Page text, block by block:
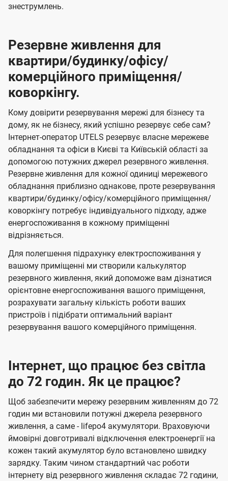
знеструмлень.
Резервне живлення для
квартири/будинку/офісу/
комерційного приміщення/
коворкінгу.
Кому довірити резервування мережі для бізнесу та
дому, як не бізнесу, який успішно резервує себе сам?
Інтернет-оператор UTELS резервує власне мережеве
обладнання та офіси в Києві та Київській області за
допомогою потужних джерел резервного живлення.
Резервне живлення для кожної одиниці мережевого
обладнання приблизно однакове, проте резервування
квартири/будинку/офісу/комерційного приміщення/
коворкінгу потребує індивідуального підходу, адже
енергоспоживання в кожному приміщенні
відрізняється.
Для полегшення підрахунку електроспоживання у
вашому приміщенні ми створили калькулятор
резервного живлення, який допоможе вам дізнатися
орієнтовне енергоспоживання вашого приміщення,
розрахувати загальну кількість роботи ваших
пристроїв і підібрати оптимальний варіант
резервування вашого комерційного приміщення.
Інтернет, що працює без світла
до 72 годин. Як це працює?
Щоб забезпечити мережу резервним живленням до 72
годин ми встановили потужні джерела резервного
живлення, а саме - lifepo4 акумулятори. Враховуючи
ймовірні довготривалі відключення електроенергії на
кожен такий акумулятор було встановлено швидку
зарядку. Таким чином стандартний час роботи
інтернету від резервного живлення складає 72 години,